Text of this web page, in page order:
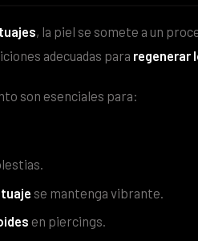
, la piel se somete a un
adecuadas para regenerar
son esenciales para:
se mantenga vibrante.
en piercings.